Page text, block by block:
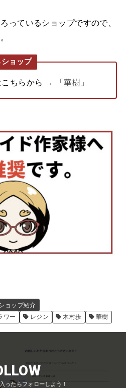
っているショップですので、
ョップ
こちらから → 「華樹 」
ョップ紹介
ワー レジン 木村歩 華樹